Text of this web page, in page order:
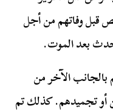
قبل وفاتهم من أجل
بعد الموت.
الآخر من
أو تجميدهم. كذلك تم